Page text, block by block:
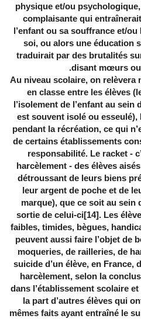
physique et/ou
complaisante qui
l’enfant ou sa souffrance et/
soi, ou alors une éducation
traduirait par des brutalités
disant mœurs
.
-Au niveau scolaire, on
en classe entre les élèves
l’isolement de l’enfant au sein
est souvent isolé ou
pendant la récréation, ce qui
de certains établissements
responsabilité. Le racket -
harcèlement - des élèves
détroussant de leurs biens
leur argent de poche et de
marque), que ce soit au sein
sortie de celui-ci[14]. Les
faibles, timides, bègues,
peuvent aussi faire l’objet de
moqueries, de railleries, de
suicide d’un élève, en France,
harcèlement, selon la
dans l’établissement scolaire
la part d’autres élèves qui
mêmes faits ayant entraîné le